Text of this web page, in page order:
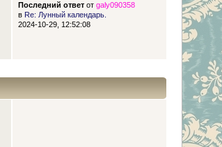
Последний ответот galy090358
в Re: Лунный календарь.
2024-10-29, 12:52:08